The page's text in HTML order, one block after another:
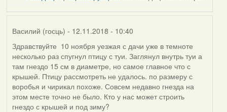
Василий (госць) - 12.11.2018 - 10:40
Здравствуйте 10 ноября уезжая с дачи уже в темноте
несколько раз спугнул птицу с туи. Заглянул внутрь туи а
там гнездо 15 см в диаметре, но самое главное что с
крышей. Птицу рассмотреть не удалось. по размеру с
воробья и чирикал похоже. Совсем недавно гнезда на
этом месте точно не было. Кто у нас может строить
гнездо с крышей и под зиму?